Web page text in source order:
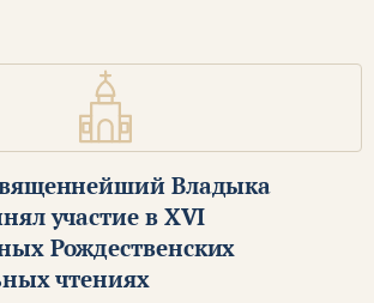
Владыка
участие в XVI
Рождественских
чтениях